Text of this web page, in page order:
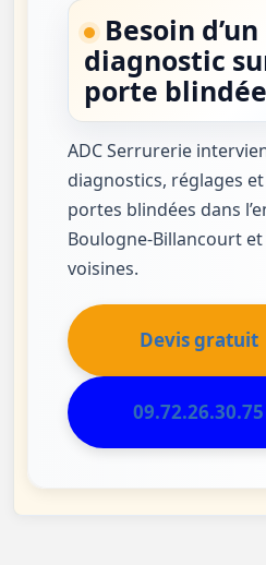
Besoin d’un
diagnostic
porte
ADC Serrurerie
diagnostics, réglages
portes blindées dans
Boulogne-Billancourt
voisines.
Devis gratuit
09.72.26.30.75